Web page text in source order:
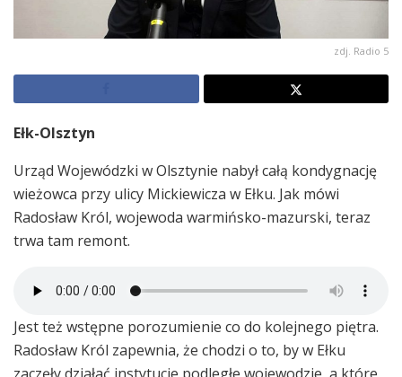
zdj. Radio 5
Ełk-Olsztyn
Urząd Wojewódzki w Olsztynie nabył całą kondygnację
wieżowca przy ulicy Mickiewicza w Ełku. Jak mówi
Radosław Król, wojewoda warmińsko-mazurski, teraz
trwa tam remont.
Jest też wstępne porozumienie co do kolejnego piętra.
Radosław Król zapewnia, że chodzi o to, by w Ełku